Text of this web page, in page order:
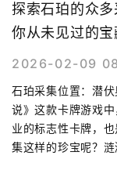
探索石珀的众
你从未见过的宝
2026-02-09
石珀采集位置：潜
说》这款卡牌游戏
业的标志性卡牌，
集这样的珍宝呢？